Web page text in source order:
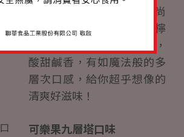
經典螺旋造型胚體，口感尚
酥尚讚，搭配清新自然的檸
檬香氣，結合天然玫瑰鹽，
酸甜鹹香，有如魔法般的多
層次口感，給你超乎想像的
清爽好滋味！
可樂果九層塔口味